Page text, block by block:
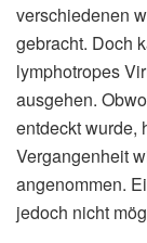
verschiedenen
gebracht. Doch
lymphotropes
ausgehen.
entdeckt wurde,
Vergangenheit
angenommen.
jedoch nicht